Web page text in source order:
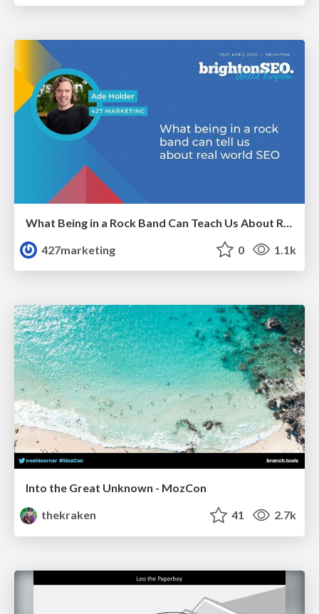
427marketing
0 1.1k
Into the Great Unknown - MozCon
thekraken
41 2.7k